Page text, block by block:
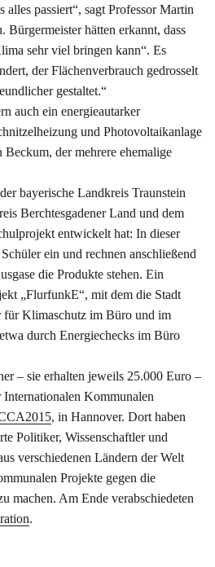
alles passiert“, sagt Professor Martin
Bürgermeister hätten erkannt, dass
sehr viel bringen kann“. Es
der Flächenverbrauch gedrosselt
gestaltet.“
auch ein energieautarker
und Photovoltaikanlage
der mehrere ehemalige
bayerische Landkreis Traunstein
Berchtesgadener Land und dem
entwickelt hat: In dieser
ein und rechnen anschließend
die Produkte stehen. Ein
„FlurfunkE“, mit dem die Stadt
Klimaschutz im Büro und im
durch Energiechecks im Büro
– sie erhalten jeweils 25.000 Euro –
Internationalen Kommunalen
, in Hannover. Dort haben
Politiker, Wissenschaftler und
verschiedenen Ländern der Welt
Projekte gegen die
machen. Am Ende verabschiedeten
.